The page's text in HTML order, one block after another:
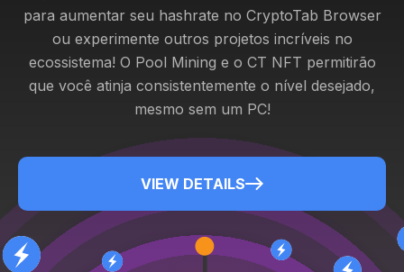
para aumentar seu hashrate no CryptoTab Browser
ou experimente outros projetos incríveis no
ecossistema! O Pool Mining e o CT NFT permitirão
que você atinja consistentemente o nível desejado,
mesmo sem um PC!
VIEW DETAILS